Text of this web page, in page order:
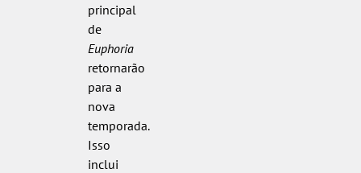
principal
de
Euphoria
retornarão
para a
nova
temporada.
Isso
inclui